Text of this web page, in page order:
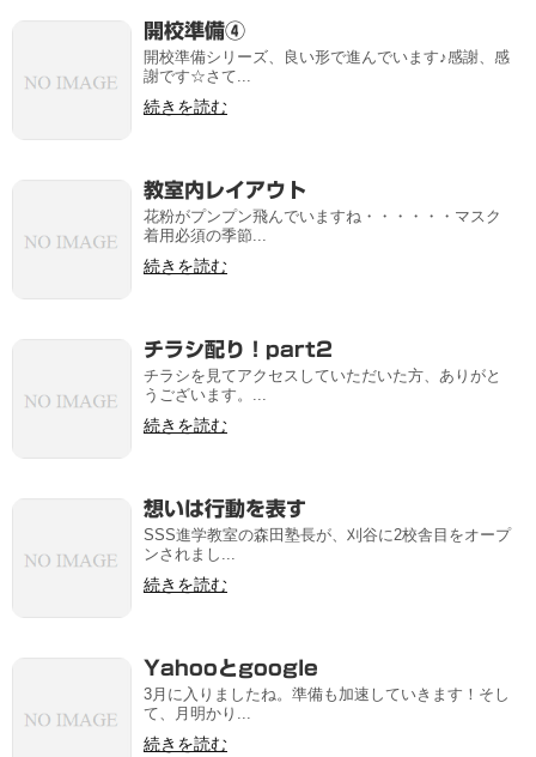
開校準備④
開校準備シリーズ、良い形で進んでいます♪感謝、感
謝です☆さて...
続きを読む
教室内レイアウト
花粉がプンプン飛んでいますね・・・・・・マスク
着用必須の季節...
続きを読む
チラシ配り！part2
チラシを見てアクセスしていただいた方、ありがと
うございます。...
続きを読む
想いは行動を表す
SSS進学教室の森田塾長が、刈谷に2校舎目をオープ
ンされまし...
続きを読む
Yahooとgoogle
3月に入りましたね。準備も加速していきます！そし
て、月明かり...
続きを読む